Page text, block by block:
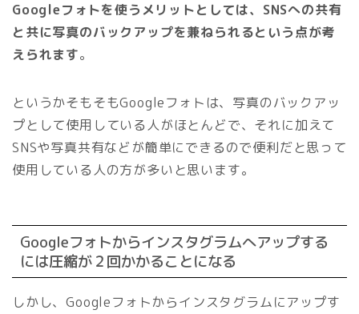
Googleフォトを使うメリットとしては、SNSへの共有
と共に写真のバックアップを兼ねられるという点が考
えられます。
というかそもそもGoogleフォトは、写真のバックアッ
プとして使用している人がほとんどで、それに加えて
SNSや写真共有などが簡単にできるので便利だと思って
使用している人の方が多いと思います。
Googleフォトからインスタグラムへアップする
には圧縮が２回かかることになる
しかし、Googleフォトからインスタグラムにアップす